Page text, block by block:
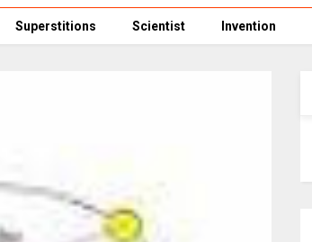
Superstitions Scientist Invention